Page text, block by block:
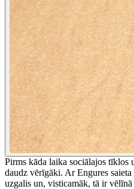
Pirms kāda laika sociālajos tīklos
daudz vērīgāki. Ar Engures
uzgalis un, visticamāk, tā ir